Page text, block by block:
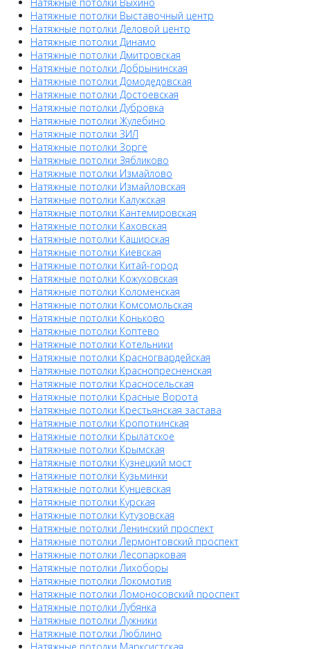
Натяжные потолки Выставочный центр
Натяжные потолки Деловой центр
Натяжные потолки Динамо
Натяжные потолки Дмитровская
Натяжные потолки Добрынинская
Натяжные потолки Домодедовская
Натяжные потолки Достоевская
Натяжные потолки Дубровка
Натяжные потолки Жулебино
Натяжные потолки ЗИЛ
Натяжные потолки Зорге
Натяжные потолки Зябликово
Натяжные потолки Измайлово
Натяжные потолки Измайловская
Натяжные потолки Калужская
Натяжные потолки Кантемировская
Натяжные потолки Каховская
Натяжные потолки Каширская
Натяжные потолки Киевская
Натяжные потолки Китай-город
Натяжные потолки Кожуховская
Натяжные потолки Коломенская
Натяжные потолки Комсомольская
Натяжные потолки Коньково
Натяжные потолки Коптево
Натяжные потолки Котельники
Натяжные потолки Красногвардейская
Натяжные потолки Краснопресненская
Натяжные потолки Красносельская
Натяжные потолки Красные Ворота
Натяжные потолки Крестьянская застава
Натяжные потолки Кропоткинская
Натяжные потолки Крылатское
Натяжные потолки Крымская
Натяжные потолки Кузнецкий мост
Натяжные потолки Кузьминки
Натяжные потолки Кунцевская
Натяжные потолки Курская
Натяжные потолки Кутузовская
Натяжные потолки Ленинский проспект
Натяжные потолки Лермонтовский проспект
Натяжные потолки Лесопарковая
Натяжные потолки Лихоборы
Натяжные потолки Локомотив
Натяжные потолки Ломоносовский проспект
Натяжные потолки Лубянка
Натяжные потолки Лужники
Натяжные потолки Люблино